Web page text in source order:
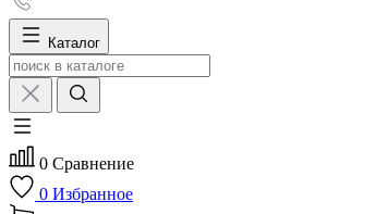
Каталог
0 Сравнение
0 Избранное